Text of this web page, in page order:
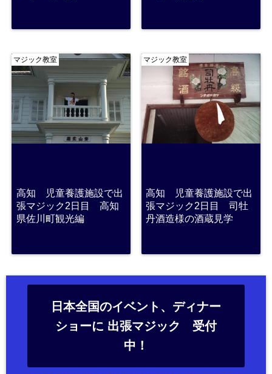
マジック教室
高知 児童養護施設で出
張マジック2日目 高知
県佐川町観光編
マジック教室
高知 児童養護施設で出
張マジック2日目 司牡
丹酒造様の酒蔵見学
日本全国のイベント、ディナー
ショーに 出張マジック 受付
中！